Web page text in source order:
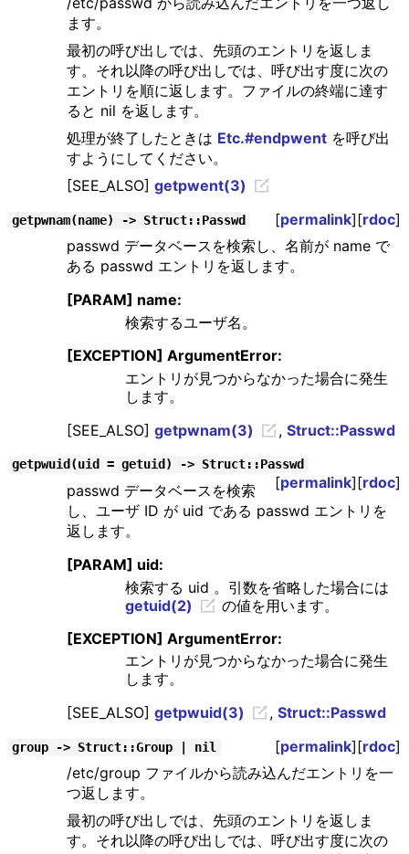
ます。
最初の呼び出しでは、先頭のエントリを返しま
す。それ以降の呼び出しでは、呼び出す度に次の
エントリを順に返します。ファイルの終端に達す
ると nil を返します。
処理が終了したときは Etc.#endpwentを呼び出
すようにしてください。
[SEE_ALSO] getpwent(3)
getpwnam(name) -> Struct::Passwd [permalink][rdoc]
passwd データベースを検索し、名前が name で
ある passwd エントリを返します。
[PARAM] name:
検索するユーザ名。
[EXCEPTION] ArgumentError:
エントリが見つからなかった場合に発生
します。
[SEE_ALSO] getpwnam(3) , Struct::Passwd
getpwuid(uid = getuid) -> Struct::Passwd
[permalink][rdoc]
passwd データベースを検索
し、ユーザ ID が uid である passwd エントリを
返します。
[PARAM] uid:
検索する uid 。引数を省略した場合には
getuid(2)
の値を用います。
[EXCEPTION] ArgumentError:
エントリが見つからなかった場合に発生
します。
[SEE_ALSO] getpwuid(3) , Struct::Passwd
group -> Struct::Group | nil [permalink][rdoc]
/etc/group ファイルから読み込んだエントリを一
つ返します。
最初の呼び出しでは、先頭のエントリを返しま
す。それ以降の呼び出しでは、呼び出す度に次の